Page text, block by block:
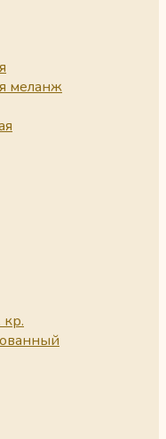
меланж